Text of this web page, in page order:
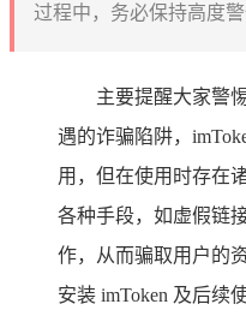
过程中，务必保持高度
主要提醒大家警
遇的诈骗陷阱，
用，但在使用时存在
各种手段，如虚假链
作，从而骗取用户的
安装 imToken 及后续